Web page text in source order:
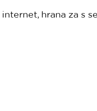
hrana za s